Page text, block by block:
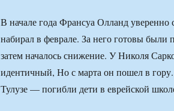
В начале года Франсуа Олланд
набирал в феврале. За него готовы были
затем началось снижение. У Николя
идентичный, Но с марта он пошел в
Тулузе — погибли дети в еврейской